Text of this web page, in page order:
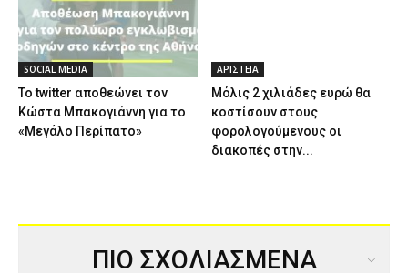
SOCIAL MEDIA
Το twitter αποθεώνει τον
Κώστα Μπακογιάννη για το
«Μεγάλο Περίπατο»
ΑΡΙΣΤΕΙΑ
Μόλις 2 χιλιάδες ευρώ θα
κοστίσουν στους
φορολογούμενους οι
διακοπές στην...
ΠΙΟ ΣΧΟΛΙΑΣΜΕΝΑ